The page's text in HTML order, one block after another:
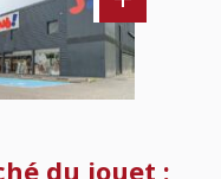
du jouet :